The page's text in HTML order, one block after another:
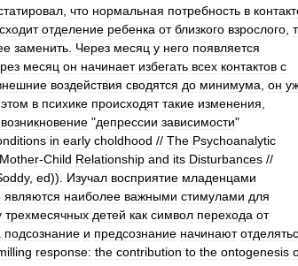
что нормальная потребность в
отделение ребенка от близкого взрослого
заменить Через месяц у него появляется
месяц он начинает избегать всех контактов с
воздействия сводятся до минимума он
этом в психике происходят такие изменения
возникновение "депрессии зависимости"
in early choldhood // The Psychoanalytic
Mother-Child Relationship and its Disturbances //
, ed)). Изучал восприятие младенцами
являются наиболее важными стимулами для
трехмесячных детей как символ перехода от
подсознание и предсознание начинают
response: the contribution to the ontogenesis